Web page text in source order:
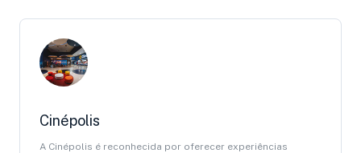
Cinépolis
A Cinépolis é reconhecida por oferecer experiências